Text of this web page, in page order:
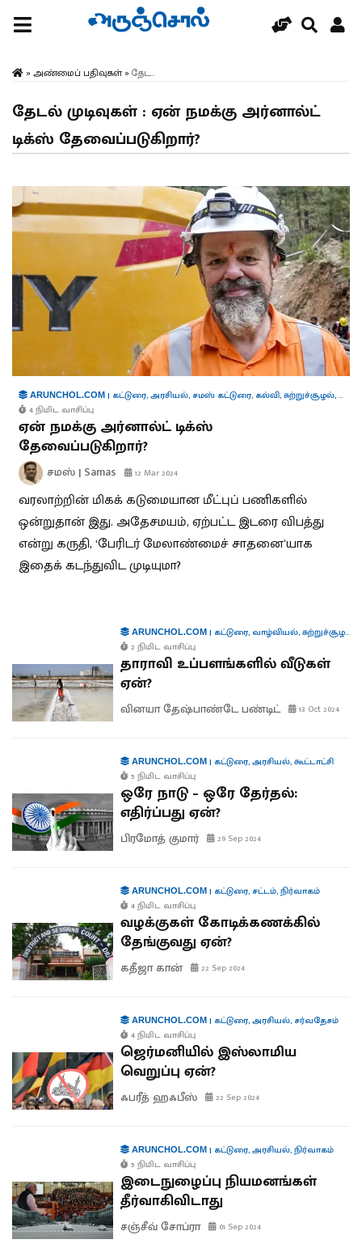
» அண்மைப் பதிவுகள்» தேட...
தேடல் முடிவுகள் : ஏன் நமக்கு அர்னால்ட்
டிக்ஸ் தேவைப்படுகிறார்?
ARUNCHOL.COM | கட்டுரை,அரசியல், சமஸ் கட்டுரை, கல்வி,சுற்றுச்சூழல்,
4 நிமிட வாசிப்பு
ஏன் நமக்கு அர்னால்ட் டிக்ஸ்
தேவைப்படுகிறார்?
சமஸ் | Samas 12 Mar 2024
வரலாற்றின் மிகக் கடுமையான மீட்புப் பணிகளில்
ஒன்றுதான் இது. அதேசமயம், ஏற்பட்ட இடரை விபத்து
என்று கருதி, ‘பேரிடர் மேலாண்மைச் சாதனை’யாக
இதைக் கடந்துவிட முடியுமா?
ARUNCHOL.COM| கட்டுரை, வாழ்வியல்,சுற்றுச்சூழல்
2 நிமிட வாசிப்பு
தாராவி உப்பளங்களில் வீடுகள்
ஏன்?
வினயா தேஷ்பாண்டே பண்டிட் 13 Oct 2024
ARUNCHOL.COM| கட்டுரை,அரசியல்,கூட்டாட்சி
5 நிமிட வாசிப்பு
ஒரே நாடு – ஒரே தேர்தல்:
எதிர்ப்பது ஏன்?
பிரமோத் குமார் 29 Sep 2024
ARUNCHOL.COM| கட்டுரை, சட்டம்,நிர்வாகம்
4 நிமிட வாசிப்பு
வழக்குகள் கோடிக்கணக்கில்
தேங்குவது ஏன்?
கதீஜா கான் 22 Sep 2024
ARUNCHOL.COM| கட்டுரை,அரசியல், சர்வதேசம்
4 நிமிட வாசிப்பு
ஜெர்மனியில் இஸ்லாமிய
வெறுப்பு ஏன்?
ஃபரீத் ஹஃபீஸ் 22 Sep 2024
ARUNCHOL.COM| கட்டுரை,அரசியல்,நிர்வாகம்
5 நிமிட வாசிப்பு
இடைநுழைப்பு நியமனங்கள்
தீர்வாகிவிடாது
சஞ்சீவ் சோப்ரா 01 Sep 2024